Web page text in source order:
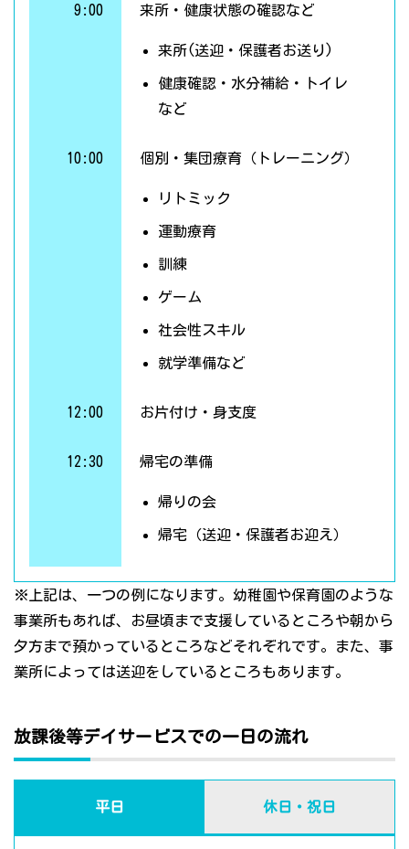
9:00 来所・健康状態の確認など
来所(送迎・保護者お送り)
健康確認・水分補給・トイレ
など
10:00 個別・集団療育（トレーニング）
リトミック
運動療育
訓練
ゲーム
社会性スキル
就学準備など
12:00 お片付け・身支度
12:30 帰宅の準備
帰りの会
帰宅（送迎・保護者お迎え）
※上記は、一つの例になります。幼稚園や保育園のような
事業所もあれば、お昼頃まで支援しているところや朝から
夕方まで預かっているところなどそれぞれです。また、事
業所によっては送迎をしているところもあります。
放課後等デイサービスでの一日の流れ
平日 休日・祝日